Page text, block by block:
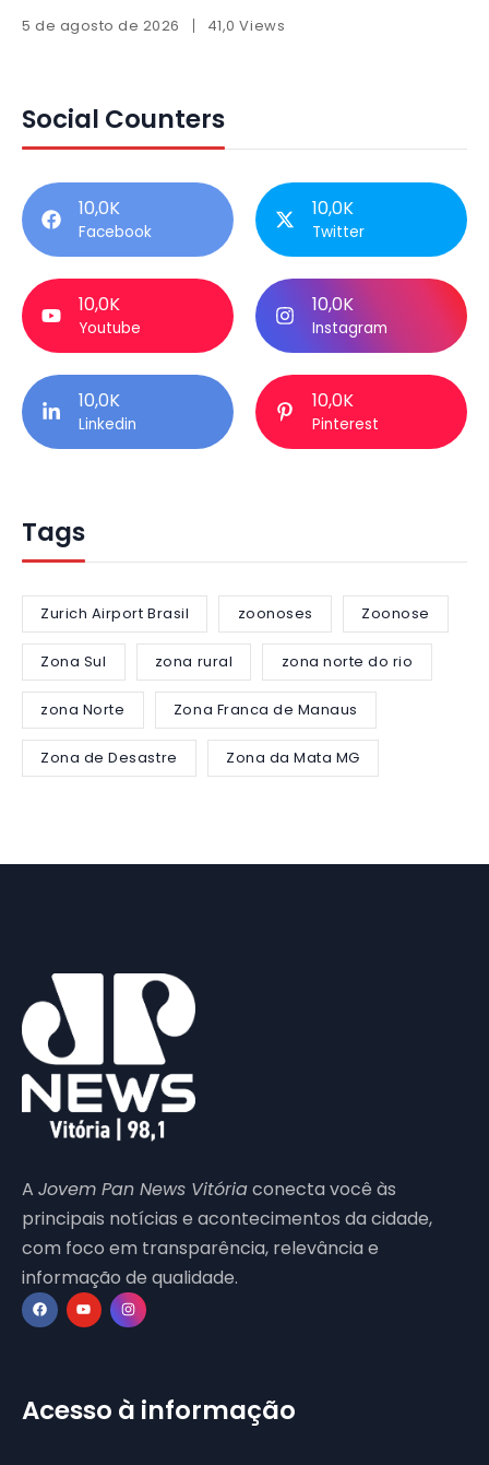
5 de agosto de 2026 41,0 Views
Social Counters
10,0K
Facebook
10,0K
Twitter
10,0K
Youtube
10,0K
Instagram
10,0K
Linkedin
10,0K
Pinterest
Tags
Zurich Airport Brasil zoonoses Zoonose
Zona Sul zona rural zona norte do rio
zona Norte Zona Franca de Manaus
Zona de Desastre Zona da Mata MG
A Jovem Pan News Vitóriaconecta você às
principais notícias e acontecimentos da cidade,
com foco em transparência, relevância e
informação de qualidade.
Acesso à informação